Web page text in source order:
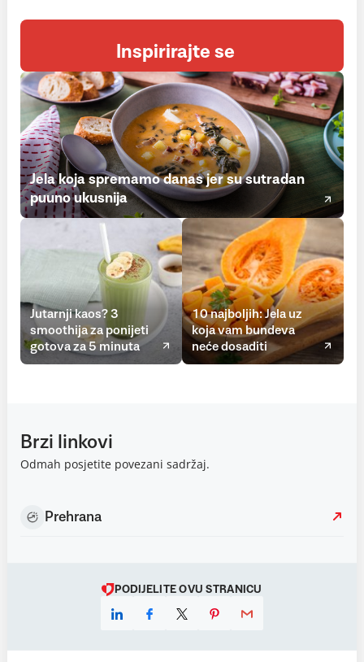
Inspirirajte se
Jela koja spremamo danas jer su sutradan
puuno ukusnija
Jutarnji kaos? 3
smoothija za ponijeti
gotova za 5 minuta
10 najboljih: Jela uz
koja vam bundeva
neće dosaditi
Brzi linkovi
Odmah posjetite povezani sadržaj.
Prehrana
PODIJELITE OVU STRANICU